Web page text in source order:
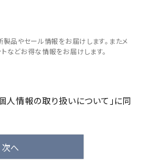
品やセール情報をお届けします。またメ
などお得な情報をお届けします。
人情報の取り扱いについて」に同
次へ